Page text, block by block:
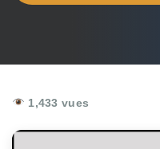
1,433 vues